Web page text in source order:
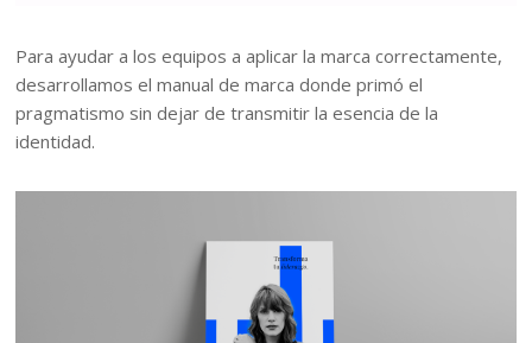
Para ayudar a los equipos a aplicar la marca correctamente,
desarrollamos el manual de marca donde primó el
pragmatismo sin dejar de transmitir la esencia de la
identidad.